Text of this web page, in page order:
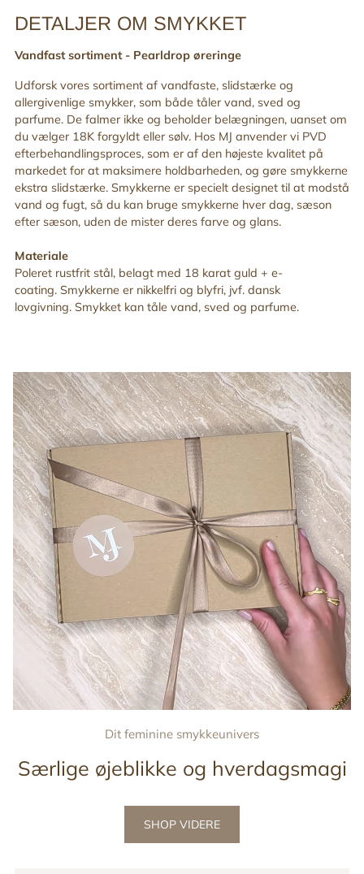
Tilføj
til
din
indkøbskurv
DETALJER OM SMYKKET
Vandfast sortiment - Pearldrop øreringe
Udforsk vores sortiment af vandfaste, slidstærke og
allergivenlige smykker, som både tåler vand, sved og
parfume. De falmer ikke og beholder belægningen, uanset om
du vælger 18K forgyldt eller sølv. Hos MJ anvender vi PVD
efterbehandlingsproces, som er af den højeste kvalitet på
markedet for at maksimere holdbarheden, og gøre smykkerne
ekstra slidstærke. Smykkerne er specielt designet til at modstå
vand og fugt, så du kan bruge smykkerne hver dag, sæson
efter sæson, uden de mister deres farve og glans.
Materiale
Poleret rustfrit stål, belagt med 18 karat guld + e-
coating. Smykkerne er nikkelfri og blyfri, jvf. dansk
lovgivning. Smykket kan tåle vand, sved og parfume.
Dit feminine smykkeunivers
Særlige øjeblikke og hverdagsmagi
SHOP VIDERE